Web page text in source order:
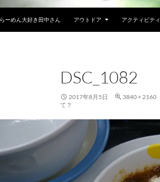
らーめん大好き田中さん アウトドア アクティビティ
DSC_1082
2017年8月5日 3840 × 2160
て？